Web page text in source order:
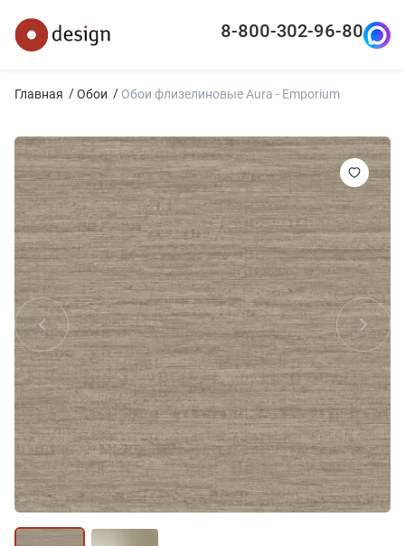
8-800-302-96-80
Главная Обои Обои флизелиновые Aura - Emporium